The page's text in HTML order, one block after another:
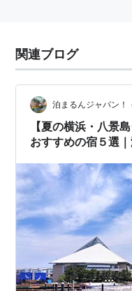
関連ブログ
泊まるんジャパン！
【夏の横浜・八景
おすすめの宿５選